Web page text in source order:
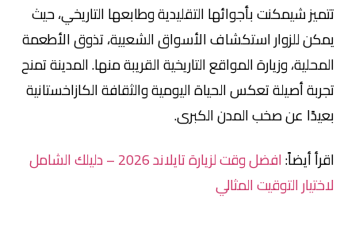
تتميز شيمكنت بأجوائها التقليدية وطابعها التاريخي، حيث
يمكن للزوار استكشاف الأسواق الشعبية، تذوق الأطعمة
المحلية، وزيارة المواقع التاريخية القريبة منها. المدينة تمنح
تجربة أصيلة تعكس الحياة اليومية والثقافة الكازاخستانية
بعيدًا عن صخب المدن الكبرى.
اقرأ أيضاً:
افضل وقت لزيارة تايلاند 2026 – دليلك الشامل
لاختيار التوقيت المثالي